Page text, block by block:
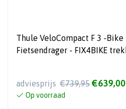
Thule VeloCompact F 3 -Bike - 961500 -
adviesprijs €739,95 €639,00
Op voorraad